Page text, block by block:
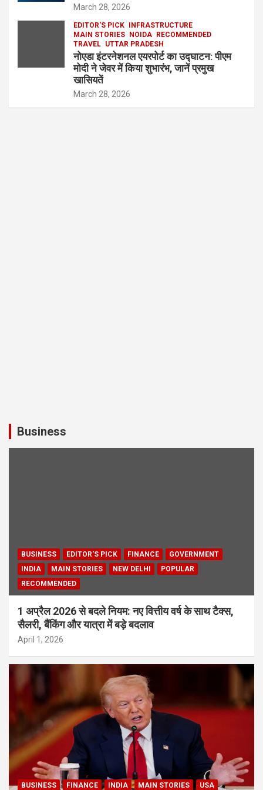
March 28, 2026
EDITOR'S PICK
INFRASTRUCTURE
MAIN STORIES
NOIDA
RECOMMENDED
TRAVEL UTTAR PRADESH
नोएडा इंटरनेशनल एयरपोर्ट का उद्घाटन: पीएम
मोदी ने जेवर में किया शुभारंभ, जानें प्रमुख
खासियतें
March 28, 2026
Business
BUSINESS EDITOR'S PICK FINANCE
GOVERNMENT
INDIA
MAIN STORIES NEW DELHI
POPULAR
RECOMMENDED
1 अप्रैल 2026 से बदले नियम: नए वित्तीय वर्ष के साथ टैक्स,
सैलरी, बैंकिंग और यात्रा में बड़े बदलाव
April 1, 2026
BUSINESS FINANCE INDIA MAIN STORIES
USA